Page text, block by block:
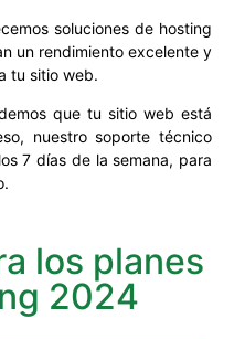
soluciones de hosting
un rendimiento excelente y
tu sitio web.
que tu sitio web está
nuestro soporte técnico
7 días de la semana, para
los planes
2024